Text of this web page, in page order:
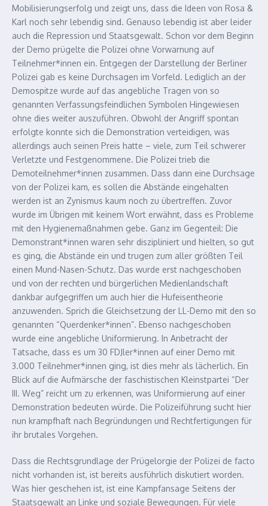
Mobilisierungserfolg und zeigt uns, dass die Ideen von Rosa &
Karl noch sehr lebendig sind. Genauso lebendig ist aber leider
auch die Repression und Staatsgewalt. Schon vor dem Beginn
der Demo prügelte die Polizei ohne Vorwarnung auf
Teilnehmer*innen ein. Entgegen der Darstellung der Berliner
Polizei gab es keine Durchsagen im Vorfeld. Lediglich an der
Demospitze wurde auf das angebliche Tragen von so
genannten Verfassungsfeindlichen Symbolen Hingewiesen
ohne dies weiter auszuführen. Obwohl der Angriff spontan
erfolgte konnte sich die Demonstration verteidigen, was
allerdings auch seinen Preis hatte – viele, zum Teil schwerer
Verletzte und Festgenommene. Die Polizei trieb die
Demoteilnehmer*innen zusammen. Dass dann eine Durchsage
von der Polizei kam, es sollen die Abstände eingehalten
werden ist an Zynismus kaum noch zu übertreffen. Zuvor
wurde im Übrigen mit keinem Wort erwähnt, dass es Probleme
mit den Hygienemaßnahmen gebe. Ganz im Gegenteil: Die
Demonstrant*innen waren sehr diszipliniert und hielten, so gut
es ging, die Abstände ein und trugen zum aller größten Teil
einen Mund-Nasen-Schutz. Das wurde erst nachgeschoben
und von der rechten und bürgerlichen Medienlandschaft
dankbar aufgegriffen um auch hier die Hufeisentheorie
anzuwenden. Sprich die Gleichsetzung der LL-Demo mit den so
genannten “Querdenker*innen”. Ebenso nachgeschoben
wurde eine angebliche Uniformierung. In Anbetracht der
Tatsache, dass es um 30 FDJler*innen auf einer Demo mit
3.000 Teilnehmer*innen ging, ist dies mehr als lächerlich. Ein
Blick auf die Aufmärsche der faschistischen Kleinstpartei “Der
III. Weg” reicht um zu erkennen, was Uniformierung auf einer
Demonstration bedeuten würde. Die Polizeiführung sucht hier
nun krampfhaft nach Begründungen und Rechtfertigungen für
ihr brutales Vorgehen.
Dass die Rechtsgrundlage der Prügelorgie der Polizei de facto
nicht vorhanden ist, ist bereits ausführlich diskutiert worden.
Was hier geschehen ist, ist eine Kampfansage Seitens der
Staatsgewalt an Linke und soziale Bewegungen. Für viele